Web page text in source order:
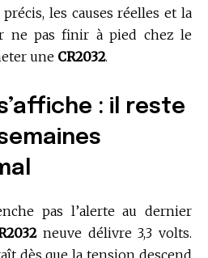
les causes réelles et la
ne pas finir à pied chez le
une CR2032.
: il reste
pas l’alerte au dernier
neuve délivre 3,3 volts.
dès que la tension descend